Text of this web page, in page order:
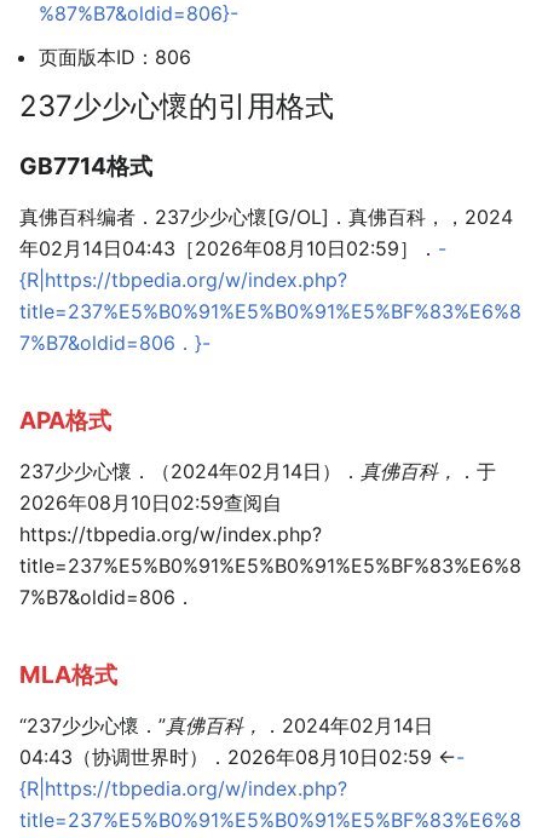
%87%B7&oldid=806}-
页面版本ID：806
237少少心懷的引用格式
GB7714格式
真佛百科编者．237少少心懷[G/OL]．真佛百科，，2024
年02月14日04:43［2026年08月10日02:59］． -
{R|https://tbpedia.org/w/index.php?
title=237%E5%B0%91%E5%B0%91%E5%BF%83%E6%8
7%B7&oldid=806．}-
APA格式
237少少心懷．（2024年02月14日）． 真佛百科，
．于
2026年08月10日02:59查阅自
https://tbpedia.org/w/index.php?
title=237%E5%B0%91%E5%B0%91%E5%BF%83%E6%8
7%B7&oldid=806．
MLA格式
“237少少心懷．”真佛百科，
．2024年02月14日
04:43（协调世界时）．2026年08月10日02:59 <-
{R|https://tbpedia.org/w/index.php?
title=237%E5%B0%91%E5%B0%91%E5%BF%83%E6%8